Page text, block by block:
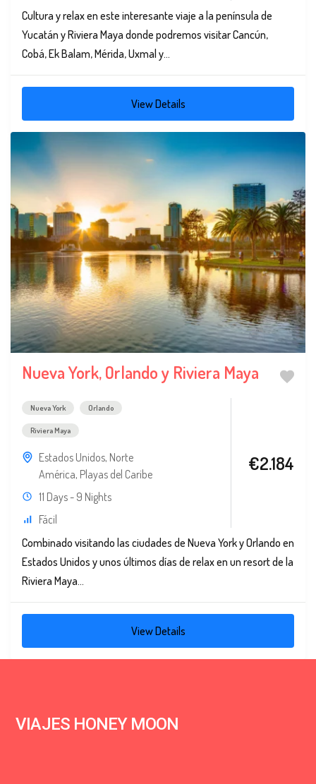
Cultura y relax en este interesante viaje a la península de
Yucatán y Riviera Maya donde podremos visitar Cancún,
Cobá, Ek Balam, Mérida, Uxmal y...
View Details
Nueva York, Orlando y Riviera Maya
Nueva York Orlando
Riviera Maya
Estados Unidos, Norte
América, Playas del Caribe
11 Days - 9 Nights
Fácil
€2.184
Combinado visitando las ciudades de Nueva York y Orlando en
Estados Unidos y unos últimos días de relax en un resort de la
Riviera Maya...
View Details
VIAJES HONEY MOON